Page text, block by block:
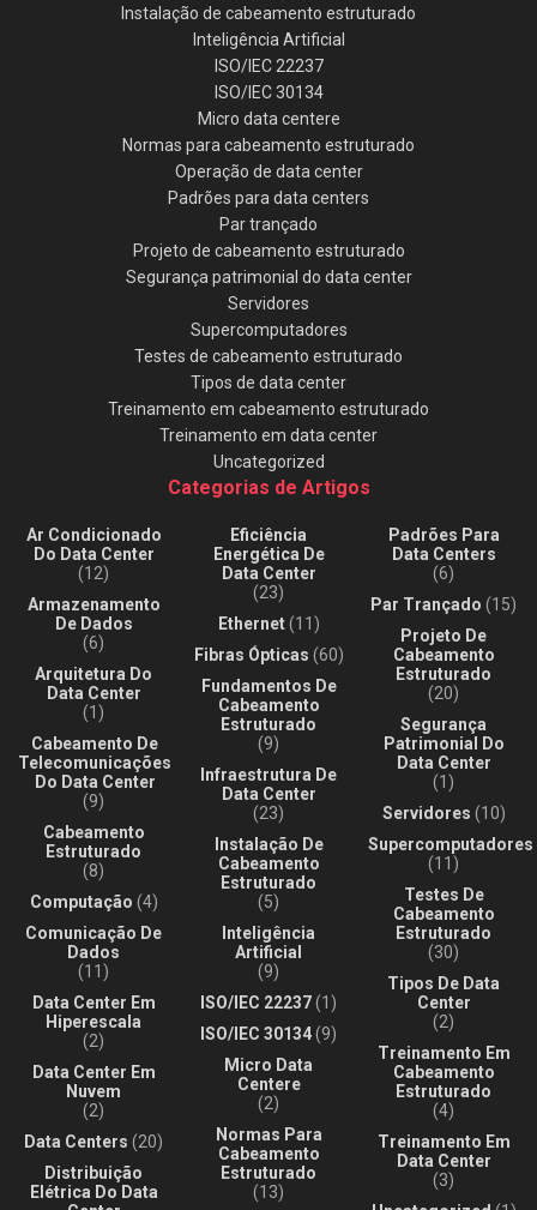
Instalação de cabeamento estruturado
Inteligência Artificial
ISO/IEC 22237
ISO/IEC 30134
Micro data centere
Normas para cabeamento estruturado
Operação de data center
Padrões para data centers
Par trançado
Projeto de cabeamento estruturado
Segurança patrimonial do data center
Servidores
Supercomputadores
Testes de cabeamento estruturado
Tipos de data center
Treinamento em cabeamento estruturado
Treinamento em data center
Uncategorized
Categorias de Artigos
Ar Condicionado
Do Data Center
(12)
Armazenamento
De Dados
(6)
Arquitetura Do
Data Center
(1)
Cabeamento De
Telecomunicações
Do Data Center
(9)
Cabeamento
Estruturado
(8)
Computação (4)
Comunicação De
Dados
(11)
Data Center Em
Hiperescala
(2)
Data Center Em
Nuvem
(2)
Data Centers (20)
Distribuição
Elétrica Do Data
Eficiência
Energética De
Data Center
(23)
Ethernet(11)
Fibras Ópticas (60)
Fundamentos De
Cabeamento
Estruturado
(9)
Infraestrutura De
Data Center
(23)
Instalação De
Cabeamento
Estruturado
(5)
Inteligência
Artificial
(9)
ISO/IEC 22237(1)
ISO/IEC 30134(9)
Micro Data
Centere
(2)
Normas Para
Cabeamento
Estruturado
(13)
Padrões Para
Data Centers
(6)
Par Trançado (15)
Projeto De
Cabeamento
Estruturado
(20)
Segurança
Patrimonial Do
Data Center
(1)
Servidores (10)
Supercomputadores
(11)
Testes De
Cabeamento
Estruturado
(30)
Tipos De Data
Center
(2)
Treinamento Em
Cabeamento
Estruturado
(4)
Treinamento Em
Data Center
(3)